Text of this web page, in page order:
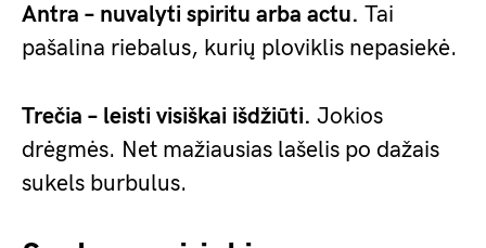
Antra – nuvalyti spiritu arba actu. Tai
pašalina riebalus, kurių ploviklis nepasiekė.
Trečia – leisti visiškai išdžiūti. Jokios
drėgmės. Net mažiausias lašelis po dažais
sukels burbulus.